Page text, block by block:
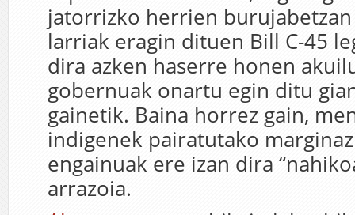
jatorrizko herrien
larriak eragin dituen Bill C-45
dira azken haserre honen
gobernuak onartu egin ditu
gainetik. Baina horrez gain,
indigenek pairatutako
engainuak ere izan dira
arrazoia.